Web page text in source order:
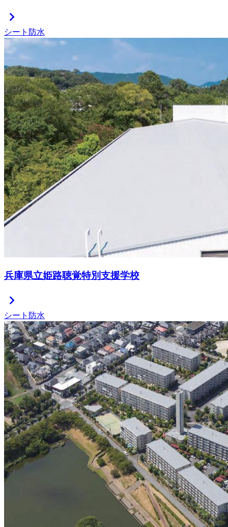
chevron_right
シート防水
兵庫県立姫路聴覚特別支援学校
chevron_right
シート防水